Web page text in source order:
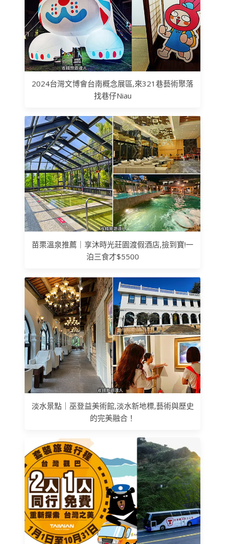
2024台灣文博會台南概念展區,來321巷藝術聚落
找巷仔Niau
苗栗溫泉推薦｜享沐時光莊園渡假酒店,撿到寶!一
泊三食才$5500
淡水景點｜巫登益美術館,淡水新地標,藝術與歷史
的完美融合！